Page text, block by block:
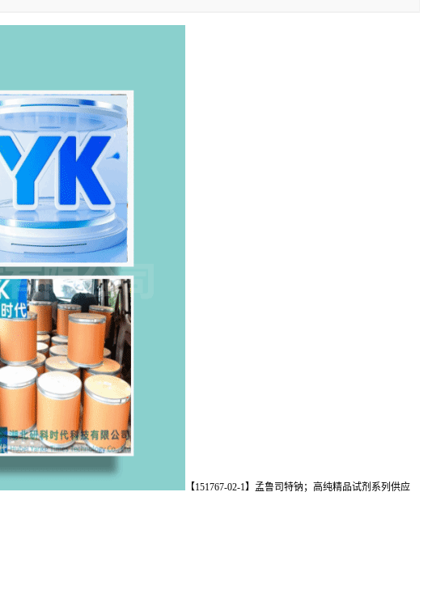
【151767-02-1】孟鲁司特钠；高纯精品试剂系列供应